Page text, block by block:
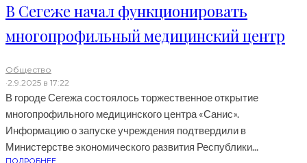
В Сегеже начал функционировать
многопрофильный медицинский центр
Общество
·2.9.2025 в 17:22
В городе Сегежа состоялось торжественное открытие
многопрофильного медицинского центра «Санис».
Информацию о запуске учреждения подтвердили в
Министерстве экономического развития Республики...
ПОДРОБНЕЕ